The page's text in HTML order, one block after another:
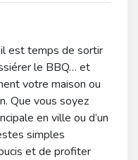
il est temps de sortir
le BBQ… et
votre maison ou
Que vous soyez
en ville ou d’un
simples
et de profiter